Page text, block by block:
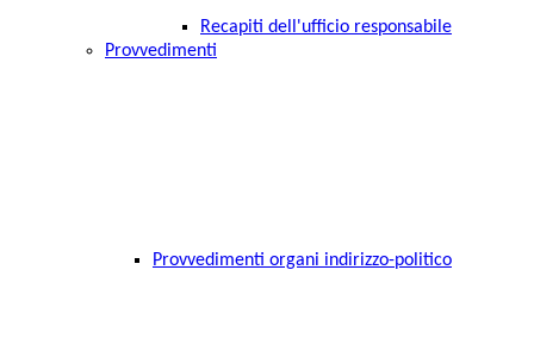
Recapiti dell'ufficio responsabile
Provvedimenti
Provvedimenti organi indirizzo-politico